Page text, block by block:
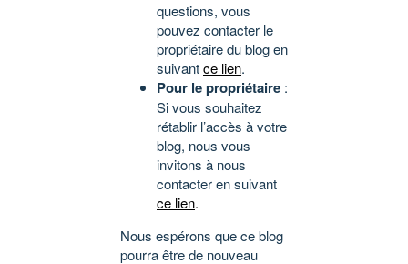
questions, vous
pouvez contacter le
propriétaire du blog en
suivantce lien.
Pour le propriétaire :
Si vous souhaitez
rétablir l’accès à votre
blog, nous vous
invitons à nous
contacter en suivant
ce lien.
Nous espérons que ce blog
pourra être de nouveau